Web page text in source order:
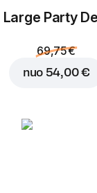
Large Party
69,75 €
nuo 54,00 €